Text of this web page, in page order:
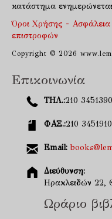
κατάστημα
Όροι Χρήσης -
επιστροφών
Copyright © 2026
Επικοινωνία
ΤΗΛ.:210 3451390
ΦΑΞ.:210 3451910
Email:
Διεύθυνση:
Ηρακλειδών 22,
Ωράριο